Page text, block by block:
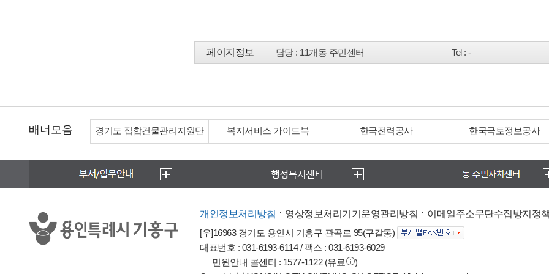
페이지정보 담당: 11개동 주민센터 Tel: -
배너모음 경기도 집합건물관리지원단 복지서비스 가이드북 한국전력공사 한국국토정보공사
개인정보처리방침 영상정보처리기기운영관리방침
이메일주소무단수집방지정책
[우]16963 경기도 용인시 기흥구 관곡로 95(구갈동)
대표번호 : 031-6193-6114 / 팩스 : 031-6193-6029
민원안내 콜센터 : 1577-1122 (유료
)